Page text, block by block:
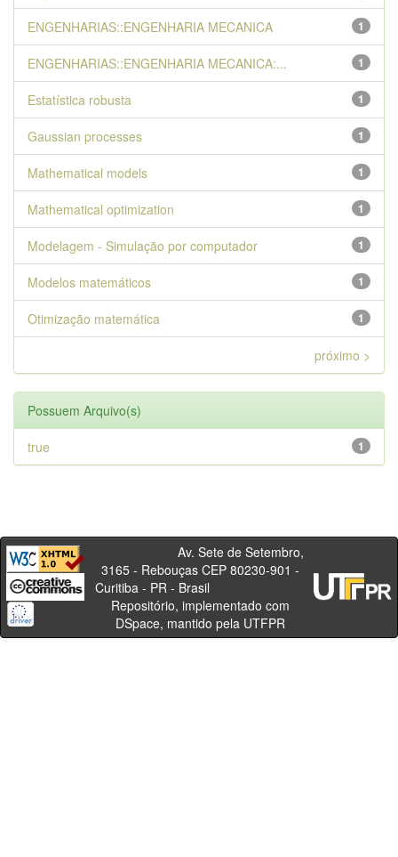
1
ENGENHARIAS::ENGENHARIA MECANICA
1
ENGENHARIAS::ENGENHARIA MECANICA:...
1
Estatística robusta
1
Gaussian processes
1
Mathematical models
1
Mathematical optimization
1
Modelagem - Simulação por computador
1
Modelos matemáticos
1
Otimização matemática
próximo >
Possuem Arquivo(s)
1
true
Av. Sete de Setembro,
3165 - Rebouças CEP 80230-901 -
Curitiba - PR - Brasil
Repositório, implementado com
DSpace, mantido pela UTFPR